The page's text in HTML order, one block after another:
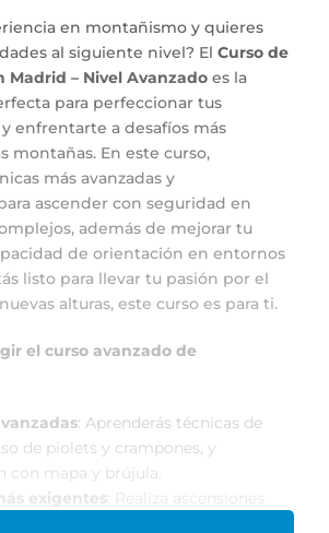
en montañismo y quieres
al siguiente nivel? El Curso de
Madrid – Nivel Avanzado es la
para perfeccionar tus
enfrentarte a desafíos más
montañas. En este curso,
más avanzadas y
ascender con seguridad en
además de mejorar tu
de orientación en entornos
listo para llevar tu pasión por el
alturas, este curso es para ti.
el curso avanzado de
: Aprenderás técnicas de
de piolets y crampones, y
con mapa y brújula.
exigentes: Realiza ascensiones